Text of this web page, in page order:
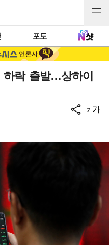
포토
락 출발…상하이
가가